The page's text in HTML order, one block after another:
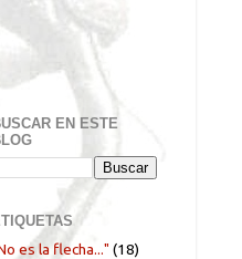
EN ESTE
es la flecha..." (18)